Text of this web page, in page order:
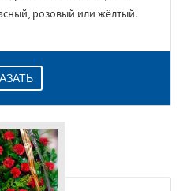
розовый или жёлтый.